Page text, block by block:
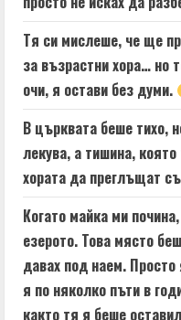
Тя си мислеше, че ще
за възрастни хора… но
очи, я остави без думи.
В църквата беше тихо,
лекува, а тишина,
хората да преглъщат
Когато майка ми
езерото. Това място
давах под наем.
я по няколко пъти в
както тя я беше